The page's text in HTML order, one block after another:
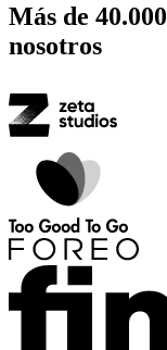
Más de 40.000
nosotros